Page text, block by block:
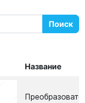
Поиск
Название